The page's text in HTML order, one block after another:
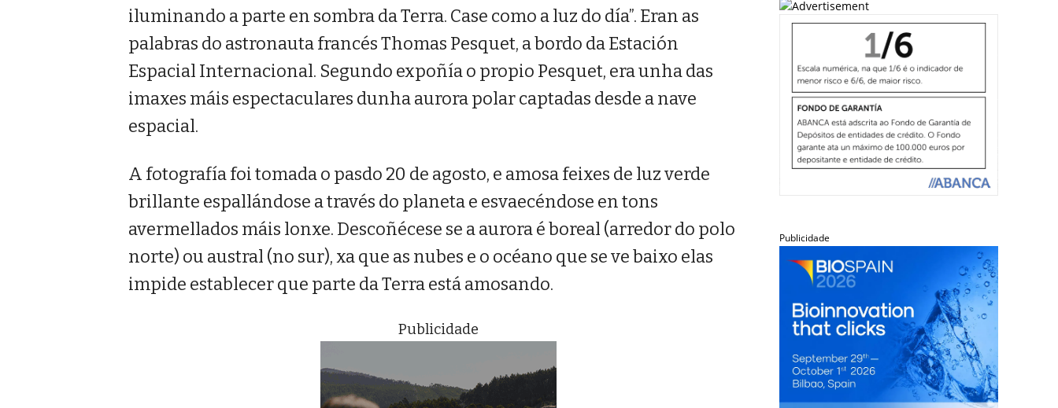
iluminando a parte en sombra da Terra. Case como a luz do día”. Eran as
palabras do astronauta francés Thomas Pesquet, a bordo da Estación
Espacial Internacional. Segundo expoñía o propio Pesquet, era unha das
imaxes máis espectaculares dunha aurora polar captadas desde a nave
espacial.
A fotografía foi tomada o pasdo 20 de agosto, e amosa feixes de luz verde
brillante espallándose a través do planeta e esvaecéndose en tons
avermellados máis lonxe. Descoñécese se a aurora é boreal (arredor do polo
norte) ou austral (no sur), xa que as nubes e o océano que se ve baixo elas
impide establecer que parte da Terra está amosando.
Publicidade
Publicidade